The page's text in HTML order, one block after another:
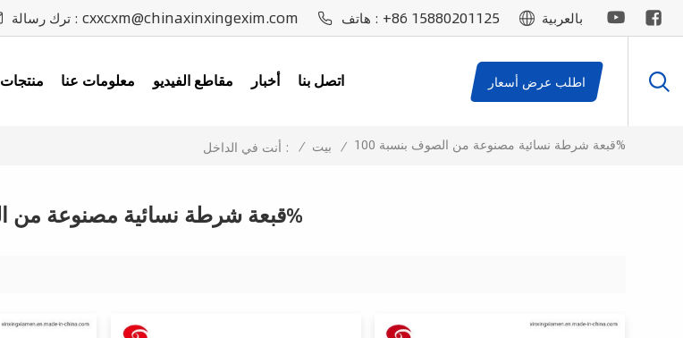
ترك رسالة : cxxcxm@chinaxinxingexim.com هاتف : +86 15880201125 بالعربية
منتجات معلومات عنا مقاطع الفيديو أخبار اتصل بنا اطلب عرض أسعار
أنت في الداخل : / بيت / قبعة شرطة نسائية مصنوعة من الصوف بنسبة 100%
قبعة شرطة نسائية مصنوعة من الصوف بنسبة 100%